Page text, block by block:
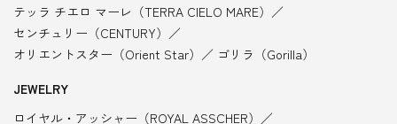
テッラ チエロ マーレ（TERRA CIELO MARE）
センチュリー（CENTURY）
オリエントスター（Orient Star）
ゴリラ（Gorilla）
JEWELRY
ロイヤル・アッシャー（ROYAL ASSCHER）